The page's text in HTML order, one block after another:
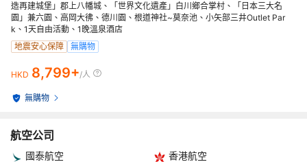
造再建城堡」郡上八幡城、「世界文化遺產」白川鄉合掌村、「日本三大名
園」兼六園、高岡大彿、德川園、根道神社~莫奈池、小矢部三井Outlet Par
k、1天自由活動、1晚溫泉酒店
地震安心保障
無購物
HKD 8,799+/人
無購物
航空公司
國泰航空 香港航空